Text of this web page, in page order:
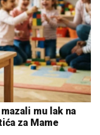
mu lak na
za Mame